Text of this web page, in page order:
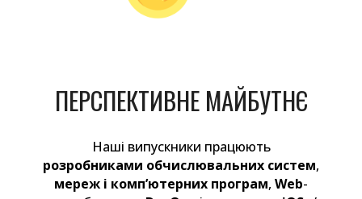
ПЕРСПЕКТИВНЕ МАЙБУТНЄ
Наші випускники працюють
розробниками обчислювальних систем,
мереж і комп’ютерних програм, Web-